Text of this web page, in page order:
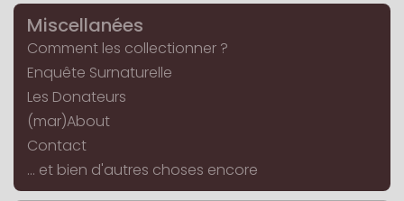
Miscellanées
Comment les collectionner ?
Enquête Surnaturelle
Les Donateurs
(mar)About
Contact
... et bien d'autres choses encore